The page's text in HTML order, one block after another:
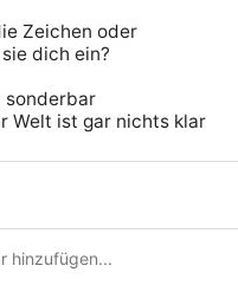
Zeichen oder
dich ein?
sonderbar
Welt ist gar nichts klar